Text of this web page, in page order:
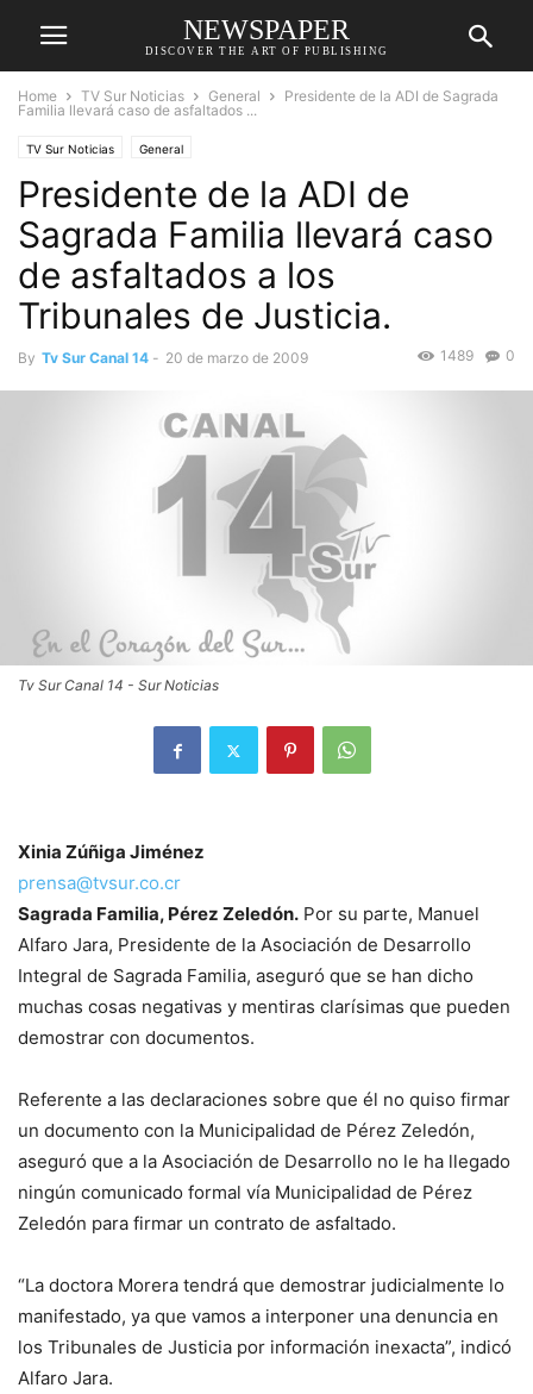
NEWSPAPER
DISCOVER THE ART OF PUBLISHING
Home TV Sur Noticias General
Presidente de la ADI de Sagrada
Familia llevará caso de asfaltados ...
TV Sur Noticias General
Presidente de la ADI de
Sagrada Familia llevará caso
de asfaltados a los
Tribunales de Justicia.
By Tv Sur Canal 14 - 20 de marzo de 2009 0
1489
Tv Sur Canal 14 - Sur Noticias
Xinia Zúñiga Jiménez
prensa@tvsur.co.cr
Sagrada Familia, Pérez Zeledón. Por su parte, Manuel
Alfaro Jara, Presidente de la Asociación de Desarrollo
Integral de Sagrada Familia, aseguró que se han dicho
muchas cosas negativas y mentiras clarísimas que pueden
demostrar con documentos.
Referente a las declaraciones sobre que él no quiso firmar
un documento con la Municipalidad de Pérez Zeledón,
aseguró que a la Asociación de Desarrollo no le ha llegado
ningún comunicado formal vía Municipalidad de Pérez
Zeledón para firmar un contrato de asfaltado.
“La doctora Morera tendrá que demostrar judicialmente lo
manifestado, ya que vamos a interponer una denuncia en
los Tribunales de Justicia por información inexacta”, indicó
Alfaro Jara.